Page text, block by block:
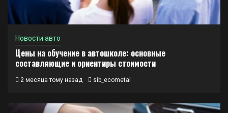
Новости авто
Цены на обучение в автошколе: основные
составляющие и ориентиры стоимости
2 месяца тому назад sib_ecometal